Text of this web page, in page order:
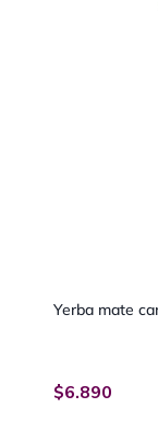
Yerba mate
$6.890